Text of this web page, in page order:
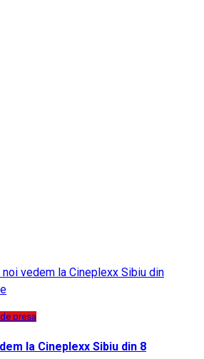
presa
la Cineplexx Sibiu din 8